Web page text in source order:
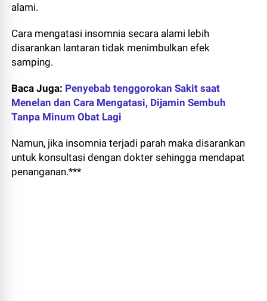
alami.
Cara mengatasi insomnia secara alami lebih
disarankan lantaran tidak menimbulkan efek
samping.
Baca Juga: Penyebab tenggorokan Sakit saat
Menelan dan Cara Mengatasi, Dijamin Sembuh
Tanpa Minum Obat Lagi
Namun, jika insomnia terjadi parah maka disarankan
untuk konsultasi dengan dokter sehingga mendapat
penanganan.***